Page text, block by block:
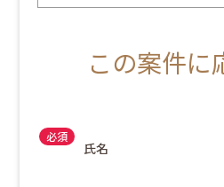
この案件に
氏名